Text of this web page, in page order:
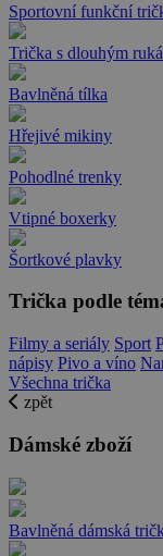
Sportovní funkční
Trička s dlouhým
Bavlněná tílka
Hřejivé mikiny
Pohodlné trenky
Vtipné boxerky
Šortkové plavky
Trička podle
Filmy a seriály Sport
nápisy Pivo a víno
Všechna trička
zpět
Dámské zboží
Bavlněná dámská